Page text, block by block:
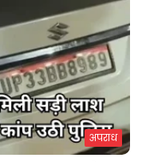
अपराध